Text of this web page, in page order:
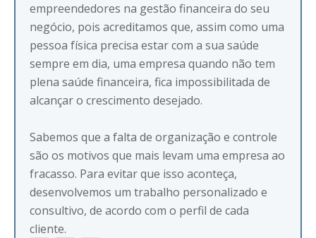
empreendedores na gestão financeira do seu
negócio, pois acreditamos que, assim como uma
pessoa física precisa estar com a sua saúde
sempre em dia, uma empresa quando não tem
plena saúde financeira, fica impossibilitada de
alcançar o crescimento desejado.
Sabemos que a falta de organização e controle
são os motivos que mais levam uma empresa ao
fracasso. Para evitar que isso aconteça,
desenvolvemos um trabalho personalizado e
consultivo, de acordo com o perfil de cada
cliente.